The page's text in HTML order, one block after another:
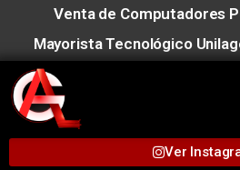
Venta de Computadores
Mayorista Tecnológico
Ver